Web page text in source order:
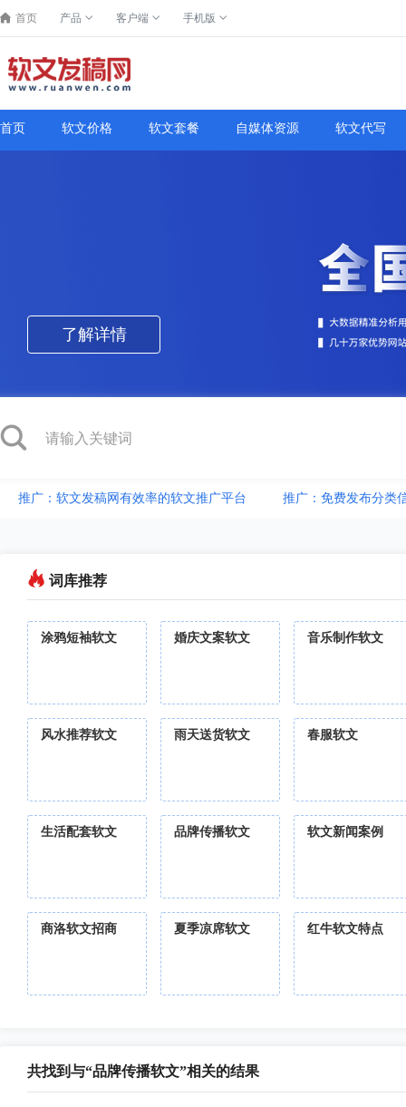
首页 产品 客户端 手机版
首页 软文价格 软文套餐 自媒体资源 软文代写
了解详情
推广：软文发稿网有效率的软文推广平台 推广：免费发布分类
词库推荐
涂鸦短袖软文 婚庆文案软文 音乐制作软文
风水推荐软文 雨天送货软文 春服软文
生活配套软文 品牌传播软文 软文新闻案例
商洛软文招商 夏季凉席软文 红牛软文特点
共找到与“品牌传播软文”相关的结果